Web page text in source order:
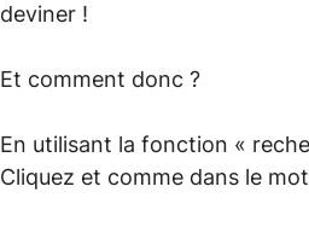
deviner !
Et comment donc ?
En utilisant la fonction «
Cliquez et comme dans le